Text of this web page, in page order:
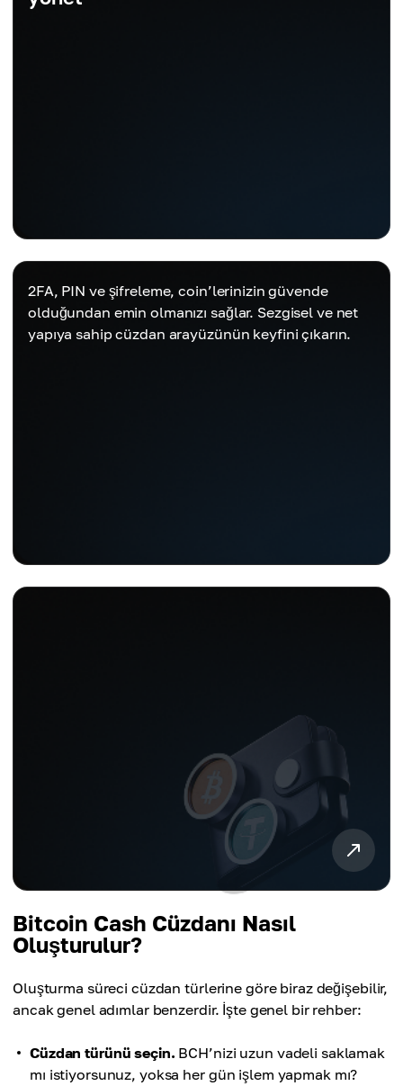
2FA, PIN ve şifreleme, coin’lerinizin güvende
olduğundan emin olmanızı sağlar. Sezgisel ve net
yapıya sahip cüzdan arayüzünün keyfini çıkarın.
Bitcoin Cash Cüzdanı Nasıl
Oluşturulur?
Oluşturma süreci cüzdan türlerine göre biraz değişebilir,
ancak genel adımlar benzerdir. İşte genel bir rehber:
Cüzdan türünü seçin. BCH’nizi uzun vadeli saklamak
mı istiyorsunuz, yoksa her gün işlem yapmak mı?